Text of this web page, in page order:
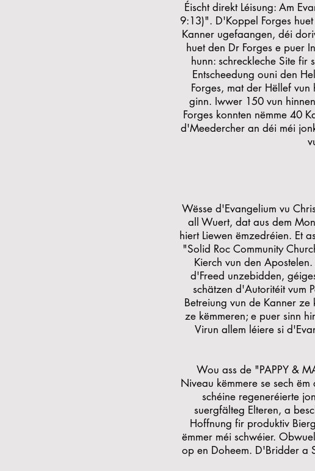
Éischt direkt Léisung: Am
9:13)". D'Koppel Forges
Kanner ugefaangen, déi
huet den Dr Forges e puer
hunn: schreckleche Site
Entscheedung ouni den
Forges, mat der Hëllef
ginn. Iwwer 150 vun
Forges konnten nëmme 40
d'Meedercher an déi méi
Wësse d'Evangelium vu
all Wuert, dat aus dem
hiert Liewen ëmzedréien. Et
"Solid Roc Community
Kierch vun den
d'Freed unzebidden,
schätzen d'Autoritéit vum
Betreiung vun de Kanner
ze këmmeren; e puer sinn
Virun allem léiere si
Wou ass de "PAPPY &
Niveau këmmere se sech
schéine regeneréierte
suergfälteg Elteren, a
Hoffnung fir produktiv
ëmmer méi schwéier.
op en Doheem. D'Bridder a